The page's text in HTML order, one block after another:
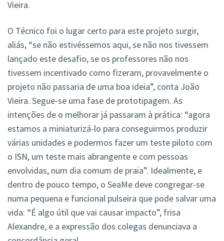
Vieira.
O Técnico foi o lugar certo para este projeto surgir,
aliás, “se não estivéssemos aqui, se não nos tivessem
lançado este desafio, se os professores não nos
tivessem incentivado como fizeram, provavelmente o
projeto não passaria de uma boa ideia”, conta João
Vieira. Segue-se uma fase de prototipagem. As
intenções de o melhorar já passaram à prática: “agora
estamos a miniaturizá-lo para conseguirmos produzir
várias unidades e podermos fazer um teste piloto com
o ISN, um teste mais abrangente e com pessoas
envolvidas, num dia comum de praia”. Idealmente, e
dentro de pouco tempo, o SeaMe deve congregar-se
numa pequena e funcional pulseira que pode salvar uma
vida: “É algo útil que vai causar impacto”, frisa
Alexandre, e a expressão dos colegas denunciava a